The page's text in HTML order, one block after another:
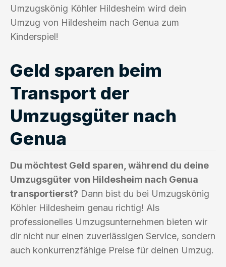
Umzugskönig Köhler Hildesheim wird dein
Umzug von Hildesheim nach Genua zum
Kinderspiel!
Geld sparen beim
Transport der
Umzugsgüter nach
Genua
Du möchtest Geld sparen, während du deine
Umzugsgüter von Hildesheim nach Genua
transportierst? Dann bist du bei Umzugskönig
Köhler Hildesheim genau richtig! Als
professionelles Umzugsunternehmen bieten wir
dir nicht nur einen zuverlässigen Service, sondern
auch konkurrenzfähige Preise für deinen Umzug.